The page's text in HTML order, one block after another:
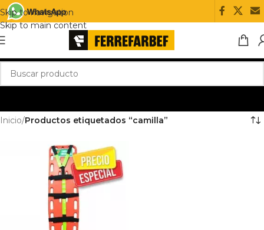
Skip to navigation
Skip to main content
Inicio/Productos etiquetados “camilla”